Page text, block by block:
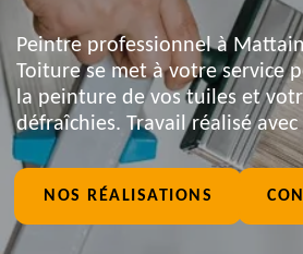
Peintre professionnel à
Toiture se met à votre service
la peinture de vos tuiles et
défraîchies. Travail réalisé
NOS RÉALISATIONS